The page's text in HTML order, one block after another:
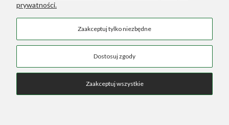
Sztuczne Rośliny::Sztuczne Palmy
COPYRIGHT © 2026 SKLEP GREEN DESIGNERS
prywatności.
Zaakceptuj tylko niezbędne
Dostosuj zgody
Zaakceptuj wszystkie